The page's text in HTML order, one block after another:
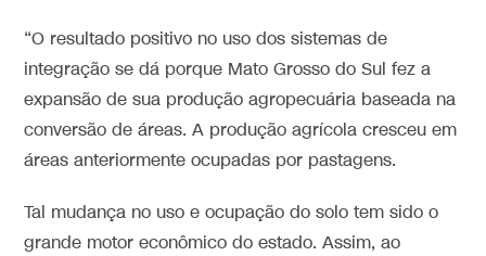
“O resultado positivo no uso dos sistemas de
integração se dá porque Mato Grosso do Sul fez a
expansão de sua produção agropecuária baseada na
conversão de áreas. A produção agrícola cresceu em
áreas anteriormente ocupadas por pastagens.
Tal mudança no uso e ocupação do solo tem sido o
grande motor econômico do estado. Assim, ao